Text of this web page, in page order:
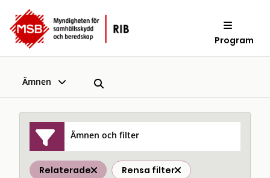
Program
Ämnen
Ämnen och filter
Relaterade Rensa filter